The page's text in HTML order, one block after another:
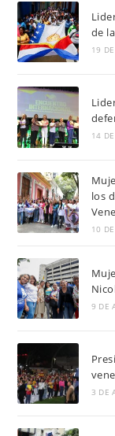
de
19
14
los
10
9 DE
3 DE